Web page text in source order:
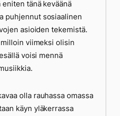
tänä keväänä
puhjennut sosiaalinen
asioiden tekemistä.
viimeksi olisin
voisi mennä
olla rauhassa omassa
käyn yläkerrassa